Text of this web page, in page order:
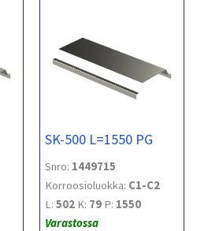
SK-500 L=1550 PG
Snro: 1449715
Korroosioluokka: C1-C2
L: 502 K: 79 P: 1550
Varastossa